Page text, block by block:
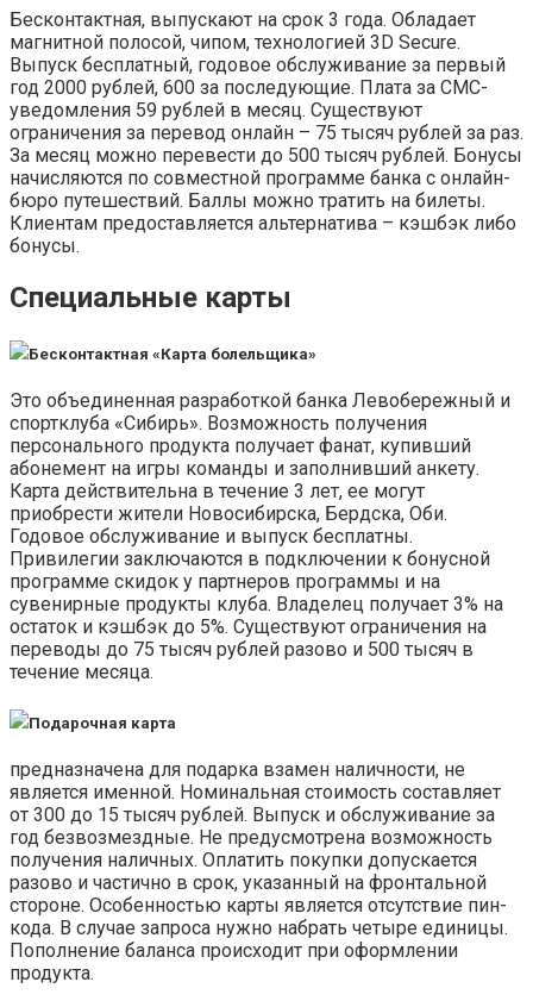
Бесконтактная, выпускают на срок 3 года. Обладает
магнитной полосой, чипом, технологией 3D Secure.
Выпуск бесплатный, годовое обслуживание за первый
год 2000 рублей, 600 за последующие. Плата за СМС-
уведомления 59 рублей в месяц. Существуют
ограничения за перевод онлайн – 75 тысяч рублей за раз.
За месяц можно перевести до 500 тысяч рублей. Бонусы
начисляются по совместной программе банка с онлайн-
бюро путешествий. Баллы можно тратить на билеты.
Клиентам предоставляется альтернатива – кэшбэк либо
бонусы.
Специальные карты
Бесконтактная «Карта болельщика»
Это объединенная разработкой банка Левобережный и
спортклуба «Сибирь». Возможность получения
персонального продукта получает фанат, купивший
абонемент на игры команды и заполнивший анкету.
Карта действительна в течение 3 лет, ее могут
приобрести жители Новосибирска, Бердска, Оби.
Годовое обслуживание и выпуск бесплатны.
Привилегии заключаются в подключении к бонусной
программе скидок у партнеров программы и на
сувенирные продукты клуба. Владелец получает 3% на
остаток и кэшбэк до 5%. Существуют ограничения на
переводы до 75 тысяч рублей разово и 500 тысяч в
течение месяца.
Подарочная карта
предназначена для подарка взамен наличности, не
является именной. Номинальная стоимость составляет
от 300 до 15 тысяч рублей. Выпуск и обслуживание за
год безвозмездные. Не предусмотрена возможность
получения наличных. Оплатить покупки допускается
разово и частично в срок, указанный на фронтальной
стороне. Особенностью карты является отсутствие пин-
кода. В случае запроса нужно набрать четыре единицы.
Пополнение баланса происходит при оформлении
продукта.